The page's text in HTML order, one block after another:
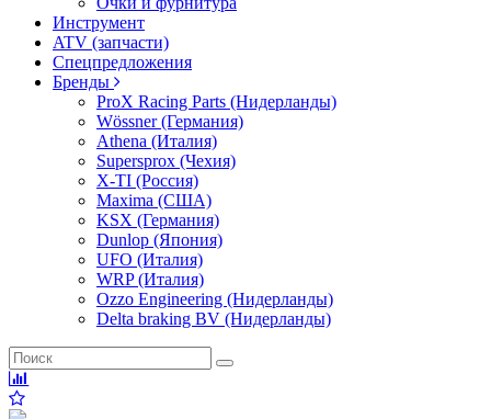
Инструмент
ATV (запчасти)
Спецпредложения
Бренды
ProX Racing Parts (Нидерланды)
Wössner (Германия)
Athena (Италия)
Supersprox (Чехия)
X-TI (Россия)
Maxima (США)
KSX (Германия)
Dunlop (Япония)
UFO (Италия)
WRP (Италия)
Ozzo Engineering (Нидерланды)
Delta braking BV (Нидерланды)